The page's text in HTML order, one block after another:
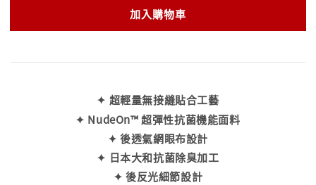
加入購物車
✦ 超輕量無接縫貼合工藝
✦ NudeOn™ 超彈性抗菌機能面料
✦ 後透氣網眼布設計
✦ 日本大和抗菌除臭加工
✦ 後反光細節設計